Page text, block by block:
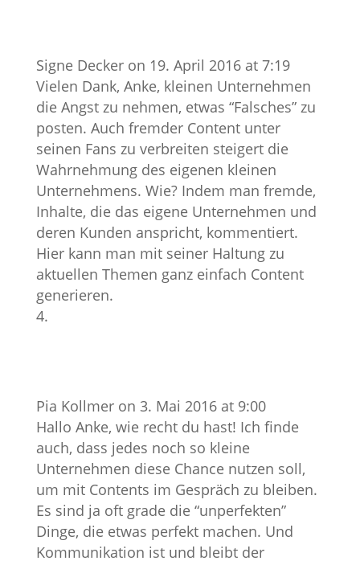
Signe Decker on 19. April 2016 at 7:19
Vielen Dank, Anke, kleinen Unternehmen
die Angst zu nehmen, etwas “Falsches” zu
posten. Auch fremder Content unter
seinen Fans zu verbreiten steigert die
Wahrnehmung des eigenen kleinen
Unternehmens. Wie? Indem man fremde,
Inhalte, die das eigene Unternehmen und
deren Kunden anspricht, kommentiert.
Hier kann man mit seiner Haltung zu
aktuellen Themen ganz einfach Content
generieren.
Pia Kollmer on 3. Mai 2016 at 9:00
Hallo Anke, wie recht du hast! Ich finde
auch, dass jedes noch so kleine
Unternehmen diese Chance nutzen soll,
um mit Contents im Gespräch zu bleiben.
Es sind ja oft grade die “unperfekten”
Dinge, die etwas perfekt machen. Und
Kommunikation ist und bleibt der